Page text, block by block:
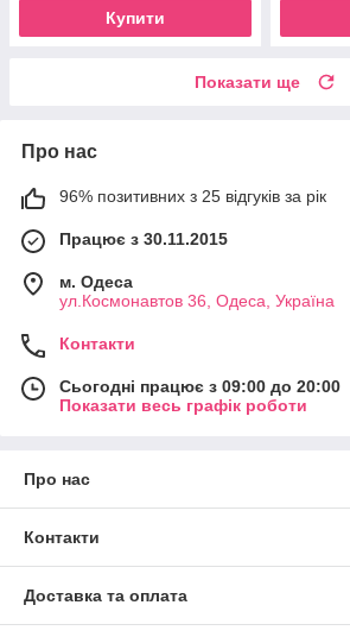
Купити
Показати ще
Про нас
96% позитивних з 25 відгуків за рік
Працює з 30.11.2015
м. Одеса
ул.Космонавтов 36, Одеса, Україна
Контакти
Сьогодні працює з 09:00 до 20:00
Показати весь графік роботи
Про нас
Контакти
Доставка та оплата